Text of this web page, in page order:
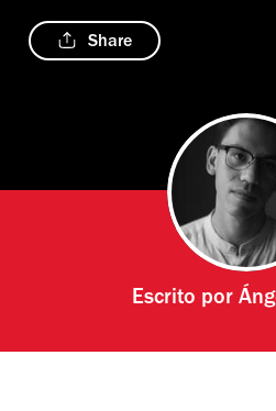
Share
Escrito por